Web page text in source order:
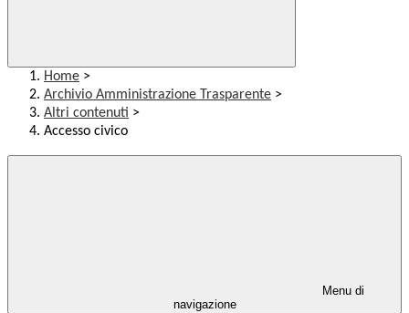
Home >
Archivio Amministrazione Trasparente >
Altri contenuti >
Accesso civico
Menu di
navigazione